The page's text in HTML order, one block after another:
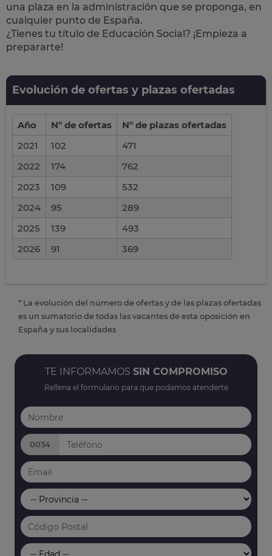
una plaza en la administración que se proponga, en
cualquier punto de España.
¿Tienes tu título de Educación Social? ¡Empieza a
prepararte!
Evolución de ofertas y plazas ofertadas
Año Nº de ofertas
Nº de plazas ofertadas
2021
102
471
2022
174
762
2023
109
532
2024
95
289
2025
139
493
2026
91 369
* La evolución del número de ofertas y de las plazas ofertadas
es un sumatorio de todas las vacantes de esta oposición en
España y sus localidades
TE INFORMAMOS SIN COMPROMISO
Rellena el formulario para que podamos atenderte
0034